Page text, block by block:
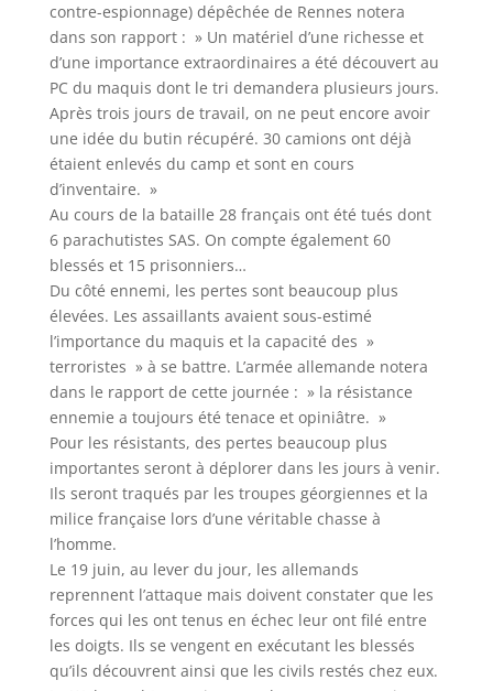
contre-espionnage) dépêchée de Rennes notera
dans son rapport : » Un matériel d’une richesse et
d’une importance extraordinaires a été découvert au
PC du maquis dont le tri demandera plusieurs jours.
Après trois jours de travail, on ne peut encore avoir
une idée du butin récupéré. 30 camions ont déjà
étaient enlevés du camp et sont en cours
d’inventaire. »
Au cours de la bataille 28 français ont été tués dont
6 parachutistes SAS. On compte également 60
blessés et 15 prisonniers…
Du côté ennemi, les pertes sont beaucoup plus
élevées. Les assaillants avaient sous-estimé
l’importance du maquis et la capacité des »
terroristes » à se battre. L’armée allemande notera
dans le rapport de cette journée : » la résistance
ennemie a toujours été tenace et opiniâtre. »
Pour les résistants, des pertes beaucoup plus
importantes seront à déplorer dans les jours à venir.
Ils seront traqués par les troupes géorgiennes et la
milice française lors d’une véritable chasse à
l’homme.
Le 19 juin, au lever du jour, les allemands
reprennent l’attaque mais doivent constater que les
forces qui les ont tenus en échec leur ont filé entre
les doigts. Ils se vengent en exécutant les blessés
qu’ils découvrent ainsi que les civils restés chez eux.